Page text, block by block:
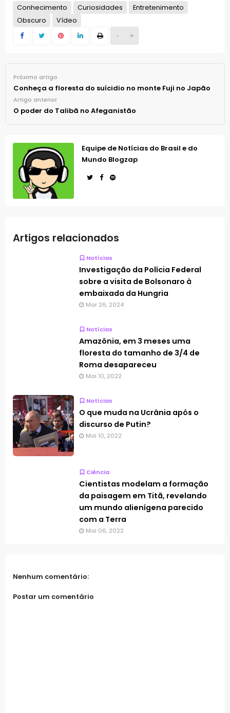
- +
Conhecimento Curiosidades
Entretenimento
Obscuro
Vídeo
Próximo artigo
Conheça a floresta do suícidio no monte Fuji no Japão
Artigo anterior
O poder do Talibã no Afeganistão
Equipe de Notícias do Brasil e do
Mundo Blogzap
Artigos relacionados
Notícias
Investigação da Polícia Federal
sobre a visita de Bolsonaro à
embaixada da Hungria
Mar 26, 2024
Notícias
Amazônia, em 3 meses uma
floresta do tamanho de 3/4 de
Roma desapareceu
Mai 10, 2022
Notícias
O que muda na Ucrânia após o
discurso de Putin?
Mai 10, 2022
Ciência
Cientistas modelam a formação
da paisagem em Titã, revelando
um mundo alienígena parecido
com a Terra
Mai 06, 2022
Nenhum comentário:
Postar um comentário